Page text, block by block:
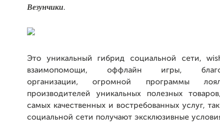
Везунчики.
Это уникальный гибрид социальной сети,
взаимопомощи, оффлайн игры,
организации, огромной программы
производителей уникальных полезных
самых качественных и востребованных услуг,
социальной сети получают эксклюзивные